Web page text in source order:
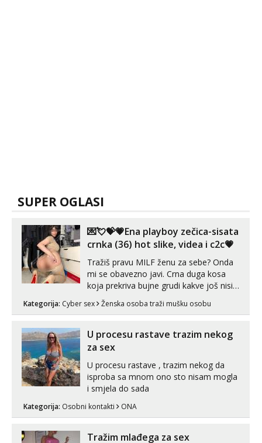
SUPER OGLASI
💌💘💝💗Ena playboy zečica-sisata
crnka (36) hot slike, videa i c2c💗
Tražiš pravu MILF ženu za sebe? Onda
mi se obavezno javi. Crna duga kosa
koja prekriva bujne grudi kakve još nisi
vidio, čista ŠESTICA! A usne? O usnama
bolje da ni ne pričam. Prave pune usne
vjeruj mi, takve još nisi vidio. Uvijek sam
spremna za ONLOINE zabavu...
Kategorija: Cyber sex Ženska osoba traži mušku osobu
U procesu rastave trazim nekog
za sex
U procesu rastave , trazim nekog da
isproba sa mnom ono sto nisam mogla
i smjela do sada
Kategorija: Osobni kontakti ONA
Tražim mlađega za sex